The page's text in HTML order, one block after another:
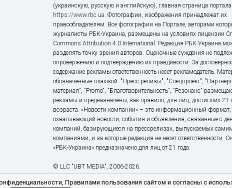
(украинскую, русскую и английскую), главная страница
https://www.rbc.ua. Фотографии, изображения принадлежат их
правообладателям. Все фотографии на Портале, авторами
журналисты РБК-Украина, размещены на условиях лицензии
Commons Attribution 4.0 International. Редакция РБК-Украина
разделять точку зрения авторов. Оценочные суждения не
опровержению и подтверждению их правдивости. За
содержание рекламы ответственность несет рекламодатель.
обозначенные плашкой: "Пресс-релизы", "Спецпроект",
материал", "Promo", "Благотворительность", "Резонанс"
рекламы и предназначены, как правило, для лиц, достигших 21-
возраста. «Новости компании» – это информационный формат,
охватывающий новости, события и объявления, связанные с
компаний, базирующиеся на прессрелизах, выпускаемых
компаниями, и за которые редакция не несет ответственности.
«РБК-Украина» предназначено для лиц от 21 года.
© LLC "UBT MEDIA", 2006-2026.
Правилами пользования сайтом и согласны с